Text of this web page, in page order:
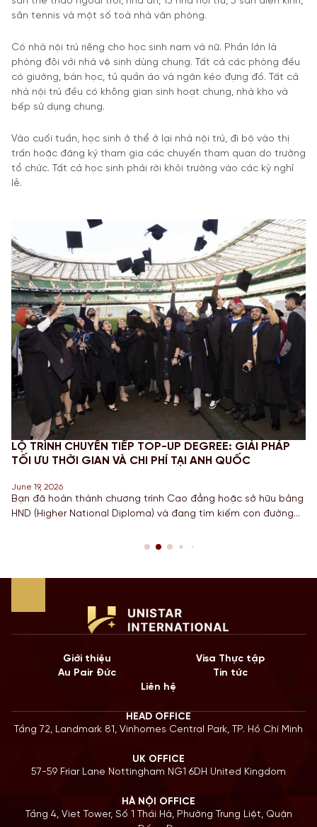
sân tennis và một số toà nhà văn phòng.
Có nhà nội trú riêng cho học sinh nam và nữ. Phần lớn là
phòng đôi với nhà vệ sinh dùng chung. Tất cả các phòng đều
có giường, bàn học, tủ quần áo và ngăn kéo đựng đồ. Tất cả
nhà nội trú đều có không gian sinh hoạt chung, nhà kho và
bếp sử dụng chung.
Vào cuối tuần, học sinh ở thể ở lại nhà nội trú, đi bộ vào thị
trấn hoặc đăng ký tham gia các chuyến tham quan do trường
tổ chức. Tất cả học sinh phải rời khỏi trường vào các kỳ nghỉ
lễ.
LỘ TRÌNH CHUYỂN TIẾP TOP-UP DEGREE: GIẢI PHÁP
TỐI ƯU THỜI GIAN VÀ CHI PHÍ TẠI ANH QUỐC
June 19, 2026
Bạn đã hoàn thành chương trình Cao đẳng hoặc sở hữu bằng
HND (Higher National Diploma) và đang tìm kiếm con đường
Quốc gia có nền giáo dục hàng đầu? Lộ trình chuyển tiếp
Giới thiệu
Visa Thực tập
Au Pair Đức
Tin tức
Liên hệ
HEAD OFFICE
Tầng 72, Landmark 81, Vinhomes Central Park, TP. Hồ Chí Minh
UK OFFICE
57-59 Friar Lane Nottingham NG1 6DH United Kingdom
HÀ NỘI OFFICE
Tầng 4, Viet Tower, Số 1 Thái Hà, Phường Trung Liệt, Quận